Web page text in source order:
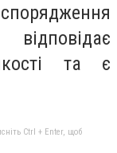
та є
Ctrl + Enter, щоб